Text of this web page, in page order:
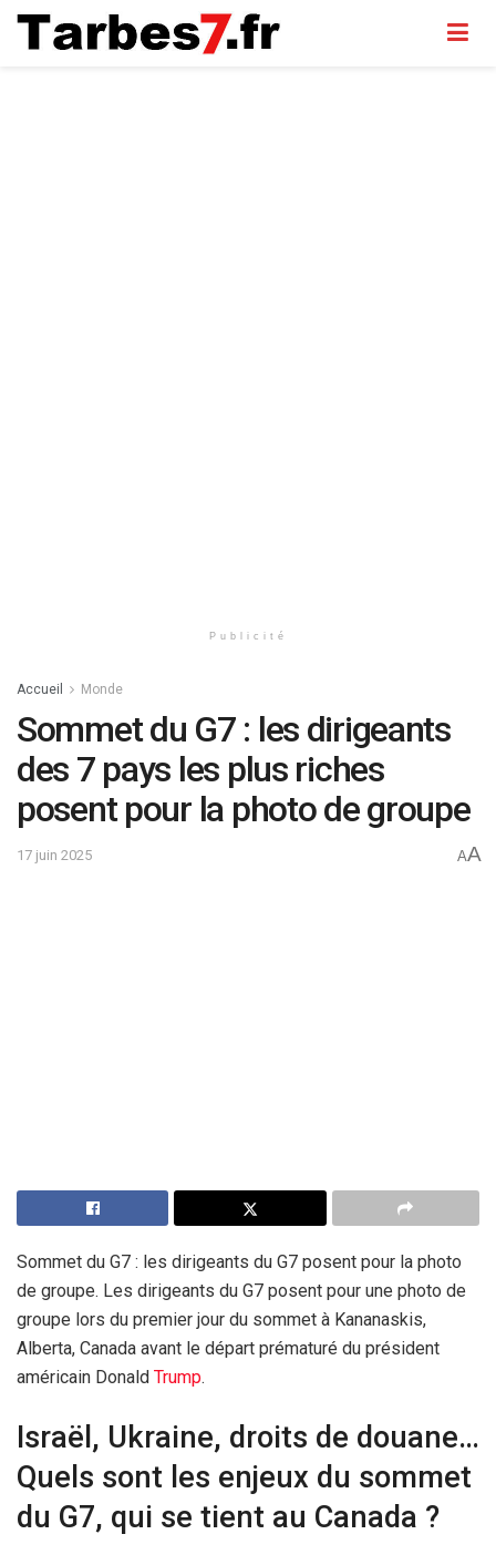
Publicité
Accueil Monde
Sommet du G7 : les dirigeants
des 7 pays les plus riches
posent pour la photo de groupe
17 juin 2025 AA
Sommet du G7 : les dirigeants du G7 posent pour la photo
de groupe. Les dirigeants du G7 posent pour une photo de
groupe lors du premier jour du sommet à Kananaskis,
Alberta, Canada avant le départ prématuré du président
américain Donald Trump.
Israël, Ukraine, droits de douane…
Quels sont les enjeux du sommet
du G7, qui se tient au Canada ?